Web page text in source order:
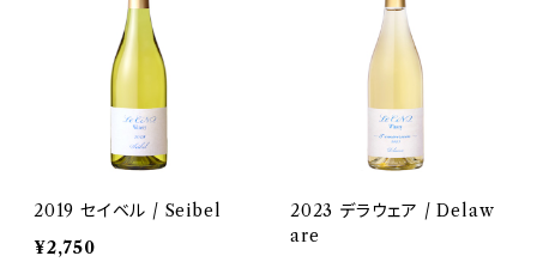
2019 セイベル / Seibel
¥2,750
2023 デラウェア / Delaw
are